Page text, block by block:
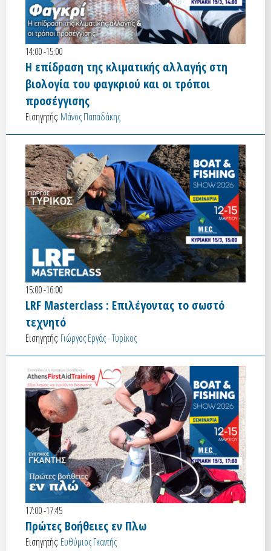
14:00 -15:00
Η επίδραση της κλιματικής αλλαγής στη
βιολογία του φαγκριού και οι τρόποι
προσέγγισης
Εισηγητής: Μάνος Παπαδάκης
15:00 -16:00
LRF Masterclass : Επιλέγοντας το σωστό
τεχνητό
Εισηγητής: Γιώργος Εργάς - Τυρίκος
17:00 -17:45
Πρώτες Βοήθειες εν Πλω
Εισηγητής: Ευθύμιος Γκαντής